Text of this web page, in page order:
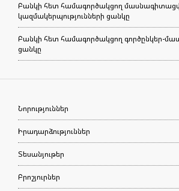
Բանկի հետ համագործակցող
կազմակերպությունների ցանկը
Բանկի հետ համագործակցող գործընկեր-
ցանկը
Նորություններ
Իրադարձություններ
Տեսանյութեր
Բրոշյուրներ